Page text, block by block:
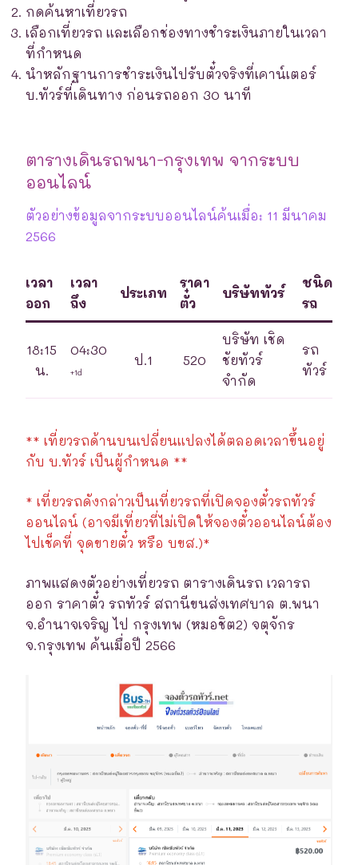
กดค้นหาเที่ยวรถ
เลือกเที่ยวรถ และเลือกช่องทางชำระเงินภายในเวลา
ที่กำหนด
นำหลักฐานการชำระเงินไปรับตั๋วจริงที่เคาน์เตอร์
บ.ทัวร์ที่เดินทาง ก่อนรถออก 30 นาที
ตารางเดินรถพนา-กรุงเทพ จากระบบ
ออนไลน์
ตัวอย่างข้อมูลจากระบบออนไลน์ค้นเมื่อ: 11 มีนาคม
2566
เวลา
ออก
เวลา
ถึง
ประเภท
ราคา
ตั๋ว
บริษัททัวร์
ชนิด
รถ
18:15
น.
04:30
+1d
ป.1 520
บริษัท เชิด
ชัยทัวร์
จำกัด
รถ
ทัวร์
** เที่ยวรถด้านบนเปลี่ยนแปลงได้ตลอดเวลาขึ้นอยู่
กับ บ.ทัวร์ เป็นผู้กำหนด **
* เที่ยวรถดังกล่าวเป็นเที่ยวรถที่เปิดจองตั๋วรถทัวร์
ออนไลน์ (อาจมีเที่ยวที่ไม่เปิดให้จองตั๋วออนไลน์ต้อง
ไปเช็คที่ จุดขายตั๋ว หรือ บขส.)*
ภาพแสดงตัวอย่างเที่ยวรถ ตารางเดินรถ เวลารถ
ออก ราคาตั๋ว รถทัวร์ สถานีขนส่งเทศบาล ต.พนา
จ.อำนาจเจริญ ไป กรุงเทพ (หมอชิต2) จตุจักร
จ.กรุงเทพ ค้นเมื่อปี 2566